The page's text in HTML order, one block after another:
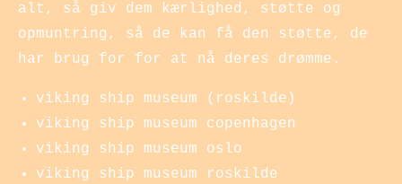
alt, så giv dem kærlighed, støtte og
opmuntring, så de kan få den støtte, de
har brug for for at nå deres drømme.
viking ship museum (roskilde)
viking ship museum copenhagen
viking ship museum oslo
viking ship museum roskilde